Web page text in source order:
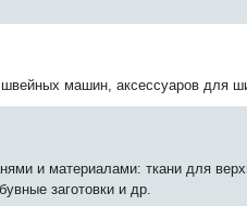
машин, аксессуаров для
и материалами: ткани для
заготовки и др.